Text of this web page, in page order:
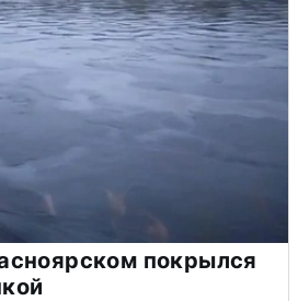
покрылся